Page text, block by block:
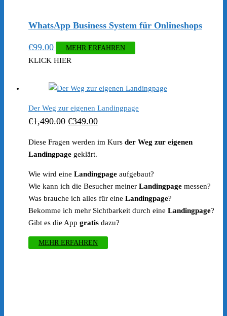
WhatsApp Business System für Onlineshops
€99.00 MEHR ERFAHREN
KLICK HIER
Der Weg zur eigenen Landingpage
€1,490.00 Ursprünglicher
€349.00Aktueller
Diese Fragen werden im Kurs der Weg zur eigenen
Landingpage geklärt.
Wie wird eine Landingpage aufgebaut?
Wie kann ich die Besucher meiner Landingpage messen?
Was brauche ich alles für eine Landingpage?
Bekomme ich mehr Sichtbarkeit durch eine Landingpage?
Gibt es die App gratis dazu?
MEHR ERFAHREN